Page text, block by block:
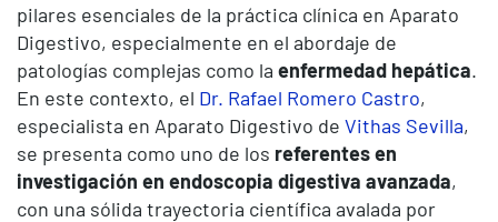
pilares esenciales de la práctica clínica en Aparato
Digestivo, especialmente en el abordaje de
patologías complejas como la enfermedad hepática.
En este contexto, el Dr. Rafael Romero Castro,
especialista en Aparato Digestivo de Vithas Sevilla,
se presenta como uno de los referentes en
investigación en endoscopia digestiva avanzada,
con una sólida trayectoria científica avalada por